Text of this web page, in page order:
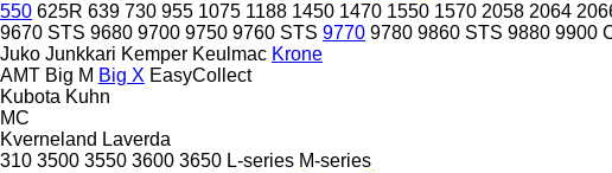
550 625R 639 730 955 1075 1188 1450 1470 1550 1570 2058 2064
9670 STS 9680 9700 9750 9760 STS 9770 9780 9860 STS 9880 9900
Juko Junkkari Kemper Keulmac Krone
AMT Big M Big X EasyCollect
Kubota Kuhn
MC
Kverneland Laverda
310 3500 3550 3600 3650 L-series M-series